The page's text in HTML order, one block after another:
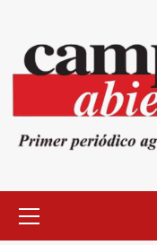
content
Menu